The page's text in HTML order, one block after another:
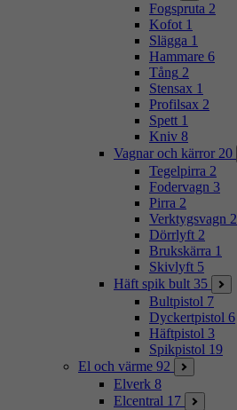
Fogspruta 2
Kofot 1
Slägga 1
Hammare 6
Tång 2
Stensax 1
Profilsax 2
Spett 1
Kniv 8
Vagnar och kärror 20
Tegelpirra 2
Fodervagn 3
Pirra 2
Verktygsvagn 2
Dörrlyft 2
Brukskärra 1
Skivlyft 5
Häft spik bult 35
Bultpistol 7
Dyckertpistol 6
Häftpistol 3
Spikpistol 19
El och värme 92
Elverk 8
Elcentral 17